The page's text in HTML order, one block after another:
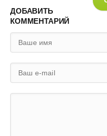
ДОБАВИТЬ
КОММЕНТАРИЙ